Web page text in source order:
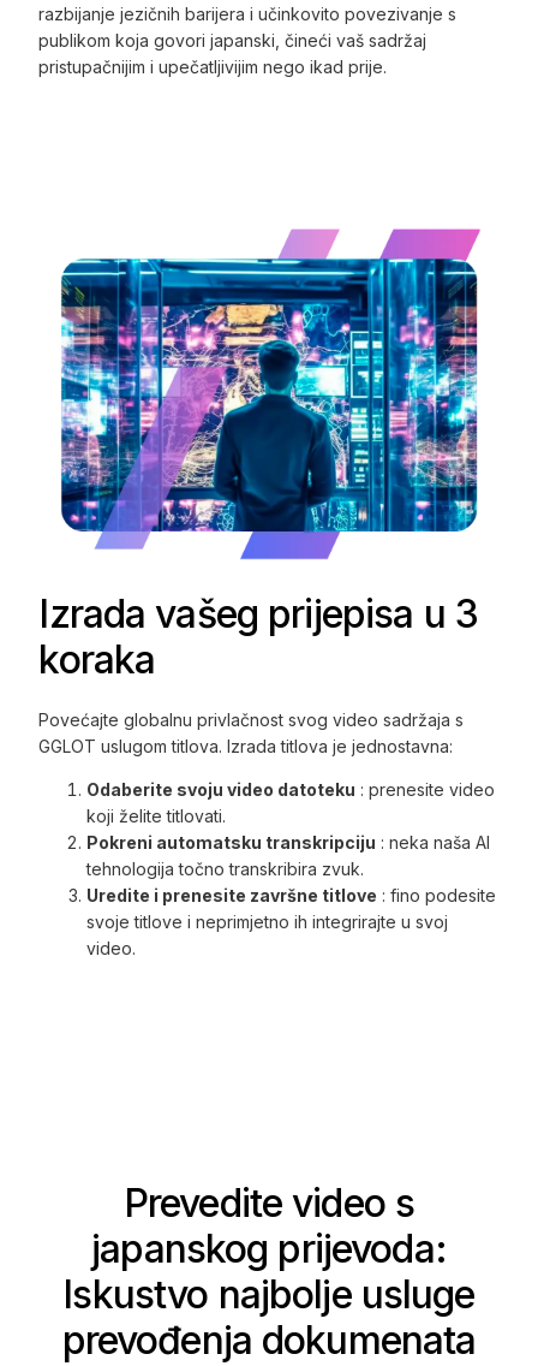
razbijanje jezičnih barijera i učinkovito povezivanje s
publikom koja govori japanski, čineći vaš sadržaj
pristupačnijim i upečatljivijim nego ikad prije.
Izrada vašeg prijepisa u 3
koraka
Povećajte globalnu privlačnost svog video sadržaja s
GGLOT uslugom titlova. Izrada titlova je jednostavna:
Odaberite svoju video datoteku : prenesite video
koji želite titlovati.
Pokreni automatsku transkripciju : neka naša AI
tehnologija točno transkribira zvuk.
Uredite i prenesite završne titlove : fino podesite
svoje titlove i neprimjetno ih integrirajte u svoj
video.
Prevedite video s
japanskog prijevoda:
Iskustvo najbolje usluge
prevođenja dokumenata